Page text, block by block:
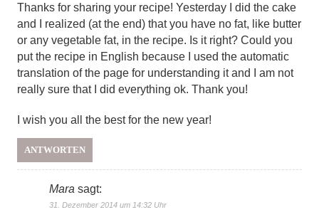
Thanks for sharing your recipe! Yesterday I did the cake
and I realized (at the end) that you have no fat, like butter
or any vegetable fat, in the recipe. Is it right? Could you
put the recipe in English because I used the automatic
translation of the page for understanding it and I am not
really sure that I did everything ok. Thank you!
I wish you all the best for the new year!
ANTWORTEN
Mara sagt:
31. Dezember 2014 um 14:32 Uhr